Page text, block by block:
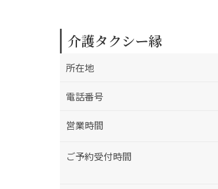
介護タクシー縁
所在地
電話番号
営業時間
ご予約受付時間